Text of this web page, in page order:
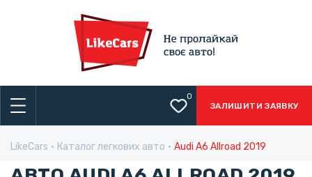
0
ЗАЛИШИТИ ЗАЯВКУ
LikeCars Каталог легкових авто Audi A6 Allroad 2019